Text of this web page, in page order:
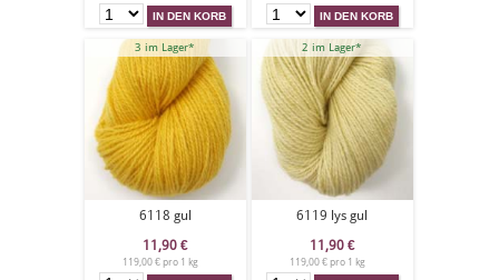
3 im Lager*
6118 gul
11,90 €
119,00 € pro 1 kg
2 im Lager*
6119 lys gul
11,90 €
119,00 € pro 1 kg